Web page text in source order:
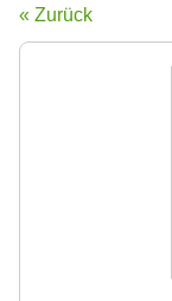
« Zurück